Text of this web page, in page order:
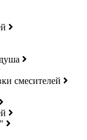
смесителей